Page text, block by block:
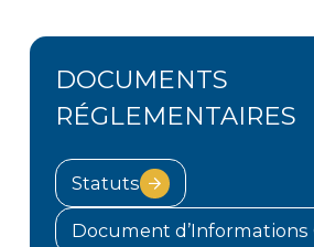
DOCUMENTS
RÉGLEMENTAIRES
Statuts
Document d’Informations